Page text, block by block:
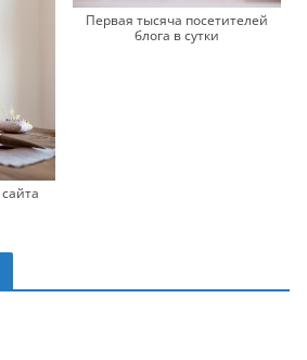
Первая тысяча посетителей
блога в сутки